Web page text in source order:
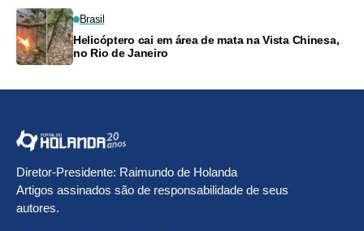
Brasil
Helicóptero cai em área de mata na Vista Chinesa,
no Rio de Janeiro
Diretor-Presidente: Raimundo de Holanda
Artigos assinados são de responsabilidade de seus
autores.